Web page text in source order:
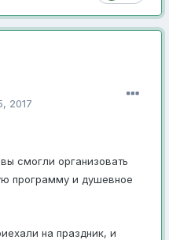
2017
смогли организовать
программу и душевное
на праздник, и